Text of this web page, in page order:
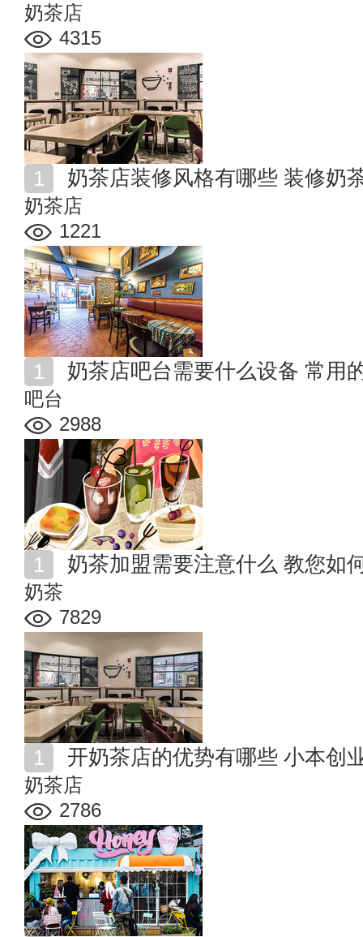
奶茶店
4315
奶茶店装修风格有哪些 装修奶
奶茶店
1221
奶茶店吧台需要什么设备 常用
吧台
2988
奶茶加盟需要注意什么 教您如
奶茶
7829
开奶茶店的优势有哪些 小本创
奶茶店
2786